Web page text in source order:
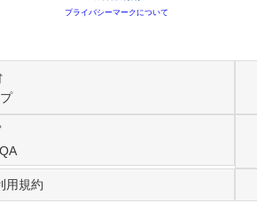
プライバシーマークについて
用規約